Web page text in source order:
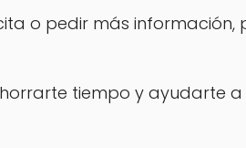
o pedir más información,
tiempo y ayudarte